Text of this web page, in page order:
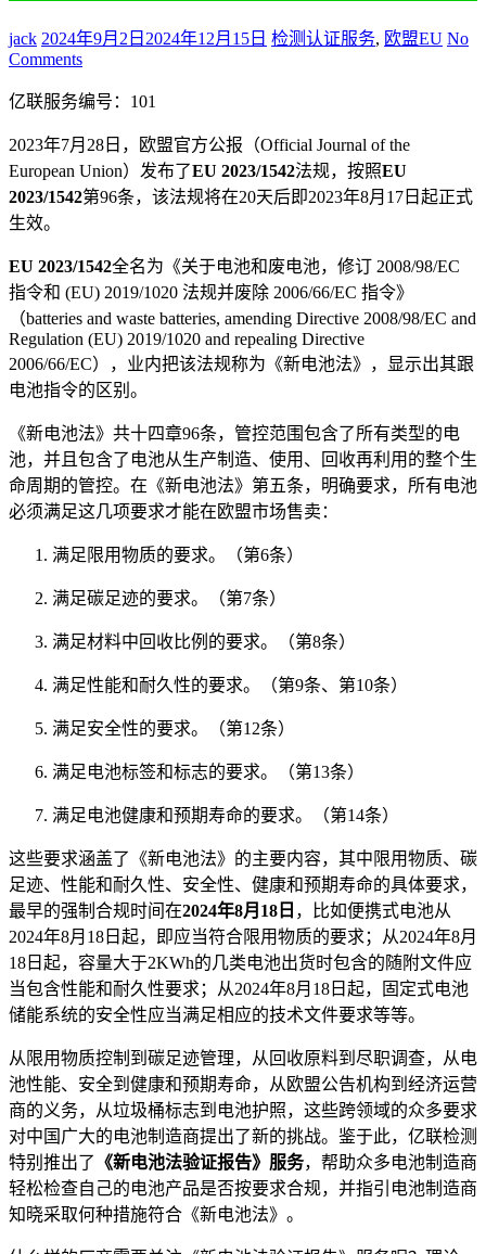
jack 2024年9月2日 2024年12月15日 检测认证服务, 欧盟EU No
Comments
亿联服务编号：101
2023年7月28日，欧盟官方公报（Official Journal of the
European Union）发布了EU 2023/1542法规，按照EU
2023/1542第96条，该法规将在20天后即2023年8月17日起正式
生效。
EU 2023/1542全名为《关于电池和废电池，修订 2008/98/EC
指令和 (EU) 2019/1020 法规并废除 2006/66/EC 指令》
（batteries and waste batteries, amending Directive 2008/98/EC and
Regulation (EU) 2019/1020 and repealing Directive
2006/66/EC），业内把该法规称为《新电池法》，显示出其跟
电池指令的区别。
《新电池法》共十四章96条，管控范围包含了所有类型的电
池，并且包含了电池从生产制造、使用、回收再利用的整个生
命周期的管控。在《新电池法》第五条，明确要求，所有电池
必须满足这几项要求才能在欧盟市场售卖：
满足限用物质的要求。（第6条）
满足碳足迹的要求。（第7条）
满足材料中回收比例的要求。（第8条）
满足性能和耐久性的要求。（第9条、第10条）
满足安全性的要求。（第12条）
满足电池标签和标志的要求。（第13条）
满足电池健康和预期寿命的要求。（第14条）
这些要求涵盖了《新电池法》的主要内容，其中限用物质、碳
足迹、性能和耐久性、安全性、健康和预期寿命的具体要求，
最早的强制合规时间在2024年8月18日 ，比如便携式电池从
2024年8月18日起，即应当符合限用物质的要求；从2024年8月
18日起，容量大于2KWh的几类电池出货时包含的随附文件应
当包含性能和耐久性要求；从2024年8月18日起，固定式电池
储能系统的安全性应当满足相应的技术文件要求等等。
从限用物质控制到碳足迹管理，从回收原料到尽职调查，从电
池性能、安全到健康和预期寿命，从欧盟公告机构到经济运营
商的义务，从垃圾桶标志到电池护照，这些跨领域的众多要求
对中国广大的电池制造商提出了新的挑战。鉴于此，亿联检测
特别推出了 《新电池法验证报告》服务，帮助众多电池制造商
轻松检查自己的电池产品是否按要求合规，并指引电池制造商
知晓采取何种措施符合《新电池法》。